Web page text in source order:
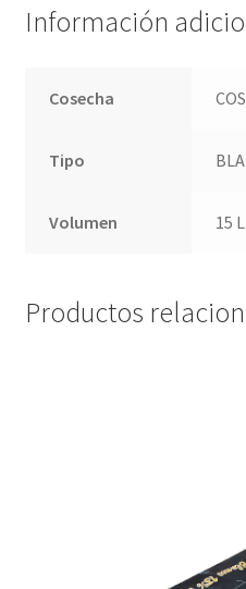
Información
Cosecha
Tipo
Volumen 15
Productos